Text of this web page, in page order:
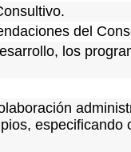
del
los